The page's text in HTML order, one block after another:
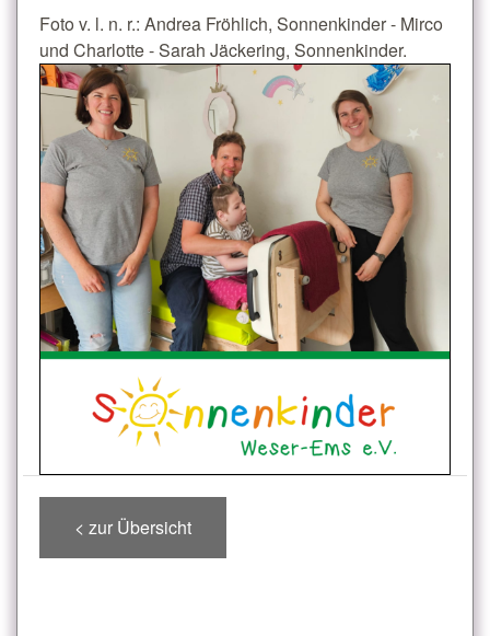
Foto v. l. n. r.: Andrea Fröhlich, Sonnenkinder - Mirco
und Charlotte - Sarah Jäckering, Sonnenkinder.
< zur Übersicht